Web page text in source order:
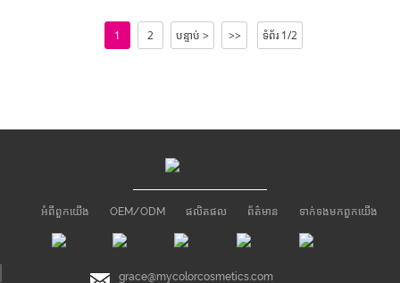
1 2 បន្ទាប់ > >> ទំព័រ 1/2
អំពី​ពួក​យើង OEM/ODM ផលិតផល ព័ត៌មាន ទាក់ទង​មក​ពួក​យើង
grace@mycolorcosmetics.com